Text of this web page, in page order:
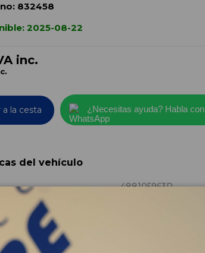
832458
2025-08-22
inc.
a la cesta ¿Necesitas ayuda? Habla
del vehículo
488105963R